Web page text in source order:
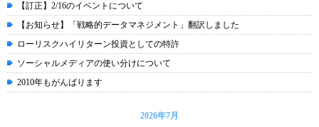
【訂正】2/16のイベントについて
【お知らせ】「戦略的データマネジメント」翻訳しました
ローリスクハイリターン投資としての特許
ソーシャルメディアの使い分けについて
2010年もがんばります
2026年7月